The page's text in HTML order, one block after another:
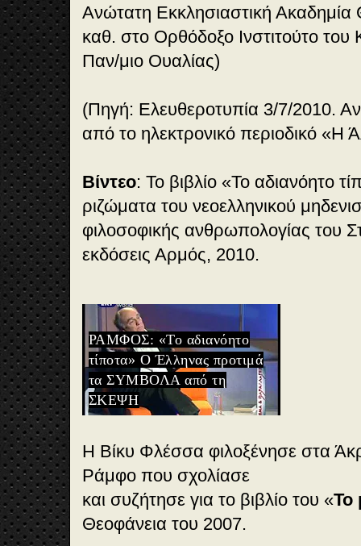
Ανώτατη Εκκλησιαστική Ακαδημία
καθ. στο Ορθόδοξο Ινστιτούτο του
Παν/μιο Ουαλίας)
(Πηγή: Ελευθεροτυπία 3/7/2010.
από το ηλεκτρονικό περιοδικό «Η
Βίντεο: Το βιβλίο «Το αδιανόητο
ριζώματα του νεοελληνικού
φιλοσοφικής ανθρωπολογίας του
εκδόσεις Αρμός, 2010.
ΡΑΜΦΟΣ: «Το αδιανόητο
τίποτα» Ο Έλληνας προτιμά
τα ΣΥΜΒΟΛΑ από τη
ΣΚΕΨΗ
Η Βίκυ Φλέσσα φιλοξένησε στα
Ράμφο που σχολίασε
και συζήτησε για το βιβλίο του «Το
Θεοφάνεια του 2007.